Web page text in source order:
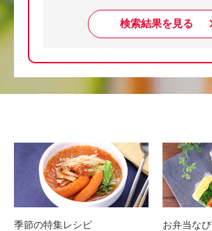
検索結果を見る
季節の特集レシピ お弁当なび